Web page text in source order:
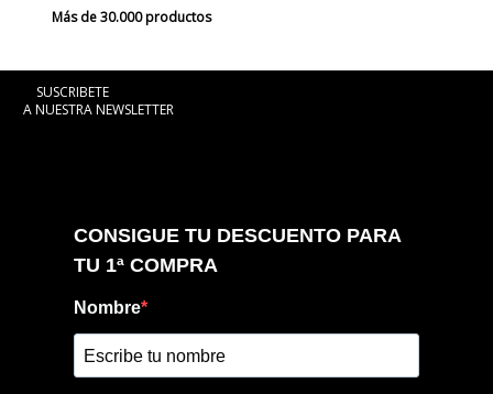
Más de 30.000 productos
SUSCRIBETE
A NUESTRA NEWSLETTER